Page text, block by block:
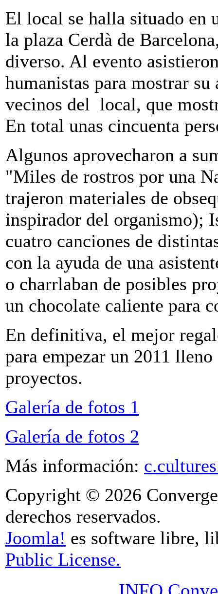
El local se halla situado en
la plaza Cerdà de
diverso. Al evento
humanistas para mostrar
vecinos del local, que
En total unas cincuenta
Algunos aprovecharon a
"Miles de rostros por una
trajeron materiales de
inspirador del organismo);
cuatro canciones de
con la ayuda de una
o charrlaban de posibles
un chocolate caliente para
En definitiva, el mejor
para empezar un 2011
proyectos.
Galería de fotos 1
Galería de fotos 2
Más información:
Copyright © 2026
derechos reservados.
Joomla! es software libre,
Public License.